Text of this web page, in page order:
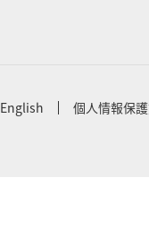
English 個人情報保